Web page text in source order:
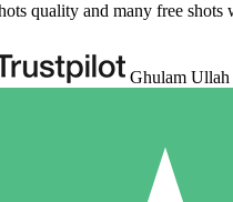
quality and many free shots
Ghulam